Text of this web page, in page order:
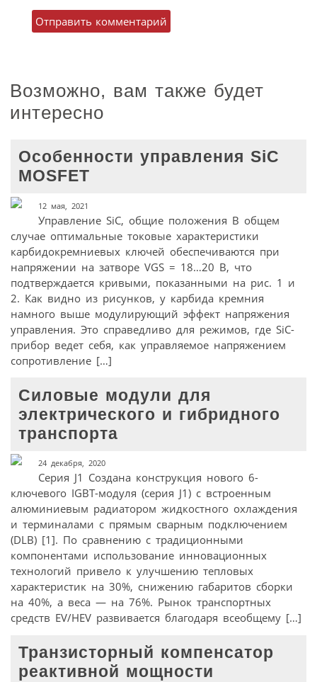
Возможно, вам также будет
интересно
Особенности управления SiC
MOSFET
12 мая, 2021
Управление SiC, общие положения В общем
случае оптимальные токовые характеристики
карбидокремниевых ключей обеспечиваются при
напряжении на затворе VGS = 18…20 В, что
подтверждается кривыми, показанными на рис. 1 и
2. Как видно из рисунков, у карбида кремния
намного выше модулирующий эффект напряжения
управления. Это справедливо для режимов, где SiC-
прибор ведет себя, как управляемое напряжением
сопротивление […]
Силовые модули для
электрического и гибридного
транспорта
24 декабря, 2020
Серия J1 Создана конструкция нового 6-
ключевого IGBT-модуля (серия J1) с встроенным
алюминиевым радиатором жидкостного охлаждения
и терминалами с прямым сварным подключением
(DLB) [1]. По сравнению с традиционными
компонентами использование инновационных
технологий привело к улучшению тепловых
характеристик на 30%, снижению габаритов сборки
на 40%, а веса — на 76%. Рынок транспортных
средств EV/HEV развивается благодаря всеобщему […]
Транзисторный компенсатор
реактивной мощности